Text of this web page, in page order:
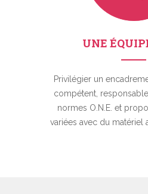
UNE
Privilégier un
compétent,
normes O.N.E. et
variées avec du matériel